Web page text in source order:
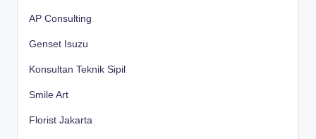
AP Consulting
Genset Isuzu
Konsultan Teknik Sipil
Smile Art
Florist Jakarta